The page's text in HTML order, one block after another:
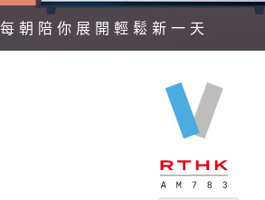
朝陪你展開輕鬆新一天